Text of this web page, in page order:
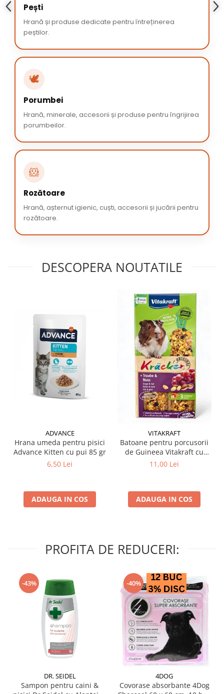
Pești
Hrană și produse dedicate pentru întreținerea
peștilor.
🕊️
Porumbei
Hrană, minerale, accesorii și produse pentru îngrijirea
porumbeilor.
🐹
Rozătoare
Hrană, așternut igienic, cuști, accesorii și jucării pentru
rozătoare.
DESCOPERA NOUTATILE
ADVANCE
Hrana umeda pentru pisici
Advance Kitten cu pui 85 gr
6,50 Lei
ADAUGA IN COS
VITAKRAFT
Batoane pentru porcusorii
de Guineea Vitakraft cu
struguri & nuci 2 buc
11,00 Lei
ADAUGA IN COS
PROFITA DE REDUCERI:
-43%
DR. SEIDEL
Sampon pentru caini &
-40%
4DOG
Covorase absorbante 4Dog